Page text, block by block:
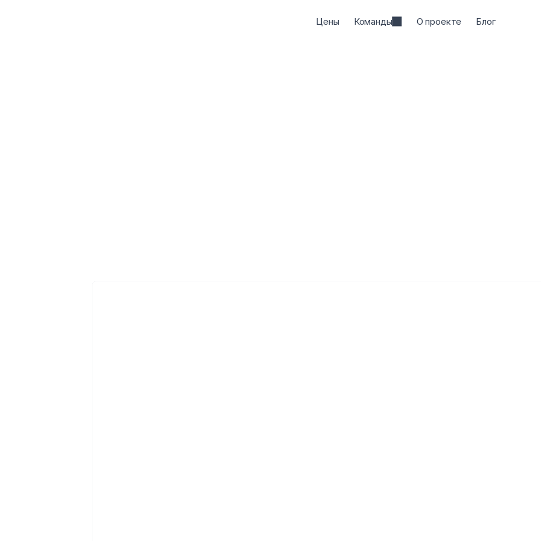
Цены Команды О проекте Блог